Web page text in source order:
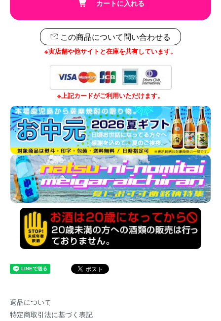
カートに入れる
この商品について問い合わせる
※実店舗や他サイトと在庫を共有しています。
※上記カードがご利用いただけます。
返品について
特定商取引法に基づく表記